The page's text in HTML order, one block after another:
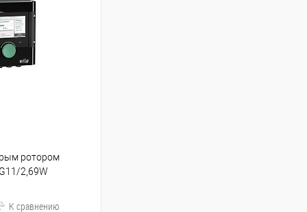
ротором
2,69W
К сравнению